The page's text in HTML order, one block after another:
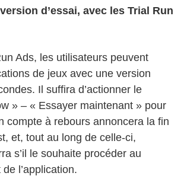
d’essai, avec les Trial Run
Ads, les utilisateurs peuvent
de jeux avec une version
Il suffira d’actionner le
» – « Essayer maintenant » pour
compte à rebours annoncera la fin
et, tout au long de celle-ci,
s’il le souhaite procéder au
l’application.